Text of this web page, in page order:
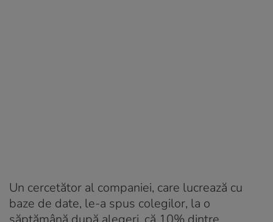
Un cercetător al companiei, care lucrează cu
baze de date, le-a spus colegilor, la o